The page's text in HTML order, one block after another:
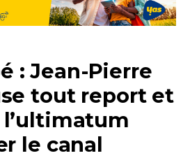
: Jean-Pierre
tout report et
le canal